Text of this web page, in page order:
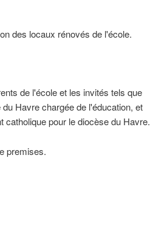
des locaux rénovés de l'école.
de l'école et les invités tels que
Havre chargée de l'éducation, et
catholique pour le diocèse du Havre.
premises.